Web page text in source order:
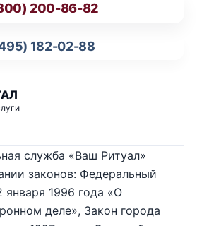
200-86-82
182-02-88
служба «Ваш Ритуал»
законов: Федеральный
1996 года «О
деле», Закон города